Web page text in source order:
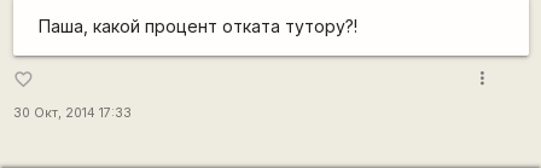
Паша, какой процент отката тутору?!
favorite_border
30 Окт, 2014 17:33
more_vert